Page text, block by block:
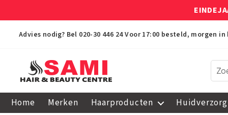
Advies nodig? Bel 020-30 446 24 Voor 17:00 besteld, morgen in
Hair
Home Merken Haarproducten